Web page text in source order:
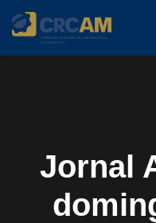
Jornal